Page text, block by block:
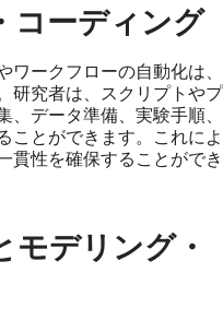
コーディング
ークフローの自動化は、
研究者は、スクリプトやプ
、データ準備、実験手順、
ことができます。これによ
貫性を確保することができ
デリング・